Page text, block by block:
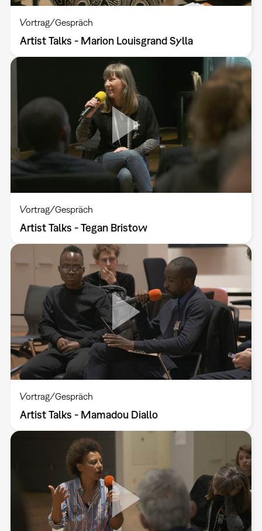
Vortrag/Gespräch
Artist Talks - Marion Louisgrand Sylla
Vortrag/Gespräch
Artist Talks - Tegan Bristow
Vortrag/Gespräch
Artist Talks - Mamadou Diallo